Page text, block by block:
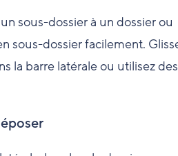
sous-dossier à un dossier ou
sous-dossier facilement.
la barre latérale ou utilisez des